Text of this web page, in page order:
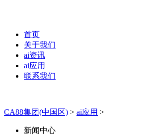
首页
关于我们
ai资讯
ai应用
联系我们
CA88集团(中国区) > ai应用 >
新闻中心